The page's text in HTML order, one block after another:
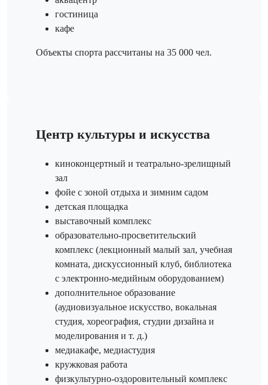
гостиница
кафе
Объекты спорта рассчитаны на 35 000 чел.
Центр культуры и искусства
киноконцертный и театрально-зрелищный
зал
фойе с зоной отдыха и зимним садом
детская площадка
выставочный комплекс
образовательно-просветительский
комплекс (лекционный малый зал, учебная
комната, дискуссионный клуб, библиотека
с электронно-медийным оборудованием)
дополнительное образование
(аудиовизуальное искусство, вокальная
студия, хореография, студии дизайна и
моделирования и т. д.)
медиакафе, медиастудия
кружковая работа
физкультурно-оздоровительный комплекс